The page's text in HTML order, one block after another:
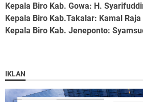
Kepala Biro Kab. Gowa: H.
Kepala Biro Kab.Takalar: Kamal
Kepala Biro Kab. Jeneponto:
IKLAN